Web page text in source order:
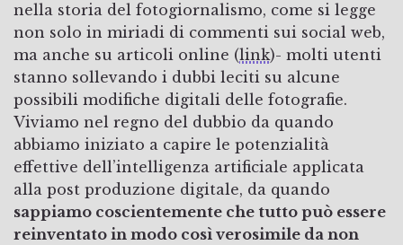
nella storia del fotogiornalismo, come si legge
non solo in miriadi di commenti sui social web,
ma anche su articoli online (link)- molti utenti
stanno sollevando i dubbi leciti su alcune
possibili modifiche digitali delle fotografie.
Viviamo nel regno del dubbio da quando
abbiamo iniziato a capire le potenzialità
effettive dell’intelligenza artificiale applicata
alla post produzione digitale, da quando
sappiamo coscientemente che tutto può essere
reinventato in modo così verosimile da non